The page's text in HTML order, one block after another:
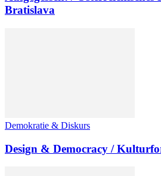
Bratislava
Demokratie & Diskurs
Design & Democracy /